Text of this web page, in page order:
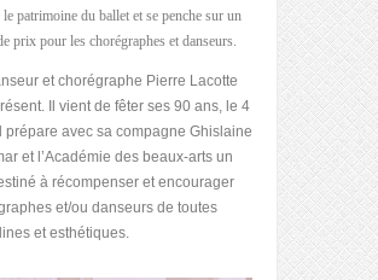
patrimoine du ballet et se penche sur un
prix pour les chorégraphes et danseurs.
et chorégraphe Pierre Lacotte
Il vient de fêter ses 90 ans, le 4
prépare avec sa compagne Ghislaine
et l’Académie des beaux-arts un
à récompenser et encourager
et/ou danseurs de toutes
et esthétiques.